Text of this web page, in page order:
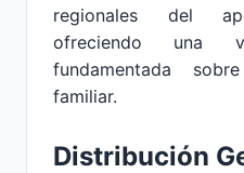
regionales del
ofreciendo una
fundamentada
familiar.
Distribución